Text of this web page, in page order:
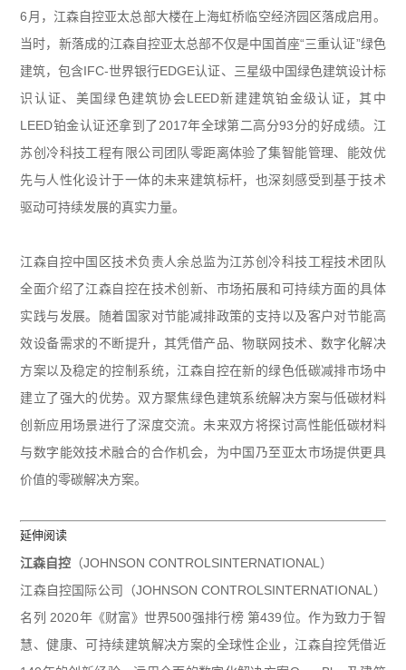
6月，江森自控亚太总部大楼在上海虹桥临空经济园区落成启用。
当时，新落成的江森自控亚太总部不仅是中国首座“三重认证”绿色
建筑，包含IFC-世界银行EDGE认证、三星级中国绿色建筑设计标
识认证、美国绿色建筑协会LEED新建建筑铂金级认证，其中
LEED铂金认证还拿到了2017年全球第二高分93分的好成绩。江
苏创冷科技工程有限公司团队零距离体验了集智能管理、能效优
先与人性化设计于一体的未来建筑标杆，也深刻感受到基于技术
驱动可持续发展的真实力量。
江森自控中国区技术负责人余总监为江苏创冷科技工程技术团队
全面介绍了江森自控在技术创新、市场拓展和可持续方面的具体
实践与发展。随着国家对节能减排政策的支持以及客户对节能高
效设备需求的不断提升，其凭借产品、物联网技术、数字化解决
方案以及稳定的控制系统，江森自控在新的绿色低碳减排市场中
建立了强大的优势。双方聚焦绿色建筑系统解决方案与低碳材料
创新应用场景进行了深度交流。未来双方将探讨高性能低碳材料
与数字能效技术融合的合作机会，为中国乃至亚太市场提供更具
价值的零碳解决方案。
延伸阅读
江森自控 （JOHNSON CONTROLSINTERNATIONAL ）
江森自控国际公司（JOHNSON CONTROLSINTERNATIONAL ）
名列 2020年《财富》世界500强排行榜 第439位。作为致力于智
慧、健康、可持续建筑解决方案的全球性企业，江森自控凭借近